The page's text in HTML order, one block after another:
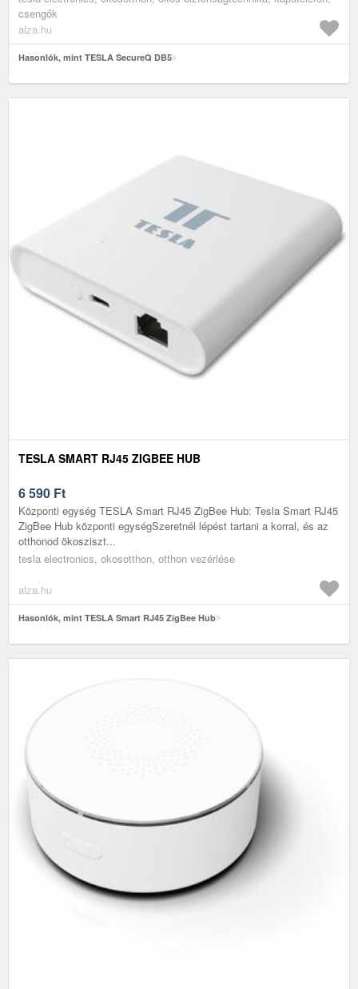
csengők
alza.hu
Hasonlók, mint TESLA SecureQ DB5
TESLA SMART RJ45 ZIGBEE HUB
6 590 Ft
Központi egység TESLA Smart RJ45 ZigBee Hub: Tesla Smart RJ45
ZigBee Hub központi egységSzeretnél lépést tartani a korral, és az
otthonod ökosziszt...
tesla electronics, okosotthon, otthon vezérlése
alza.hu
Hasonlók, mint TESLA Smart RJ45 ZigBee Hub